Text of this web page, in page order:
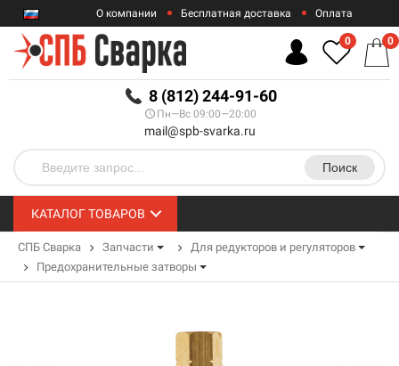
RUB
О компании Бесплатная доставка Оплата
Гарантии
8 (812) 244-91-60
Пн—Вс 09:00—20:00
mail@spb-svarka.ru
Поиск
0 0
КАТАЛОГ ТОВАРОВ
СПБ Сварка Запчасти
Для редукторов и регуляторов
Предохранительные затворы